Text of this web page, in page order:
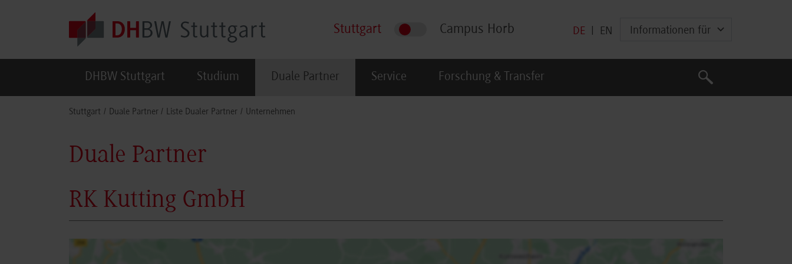
Stuttgart Campus Horb DE EN Informationen für
DHBW Stuttgart Studium Duale Partner Service Forschung & Transfer
Suche
Suche
Stuttgart Duale Partner Liste Dualer Partner Unternehmen
Duale Partner
RK Kutting GmbH